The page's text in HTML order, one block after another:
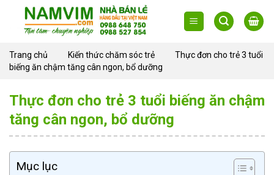
content
Trang chủ Kiến thức chăm sóc trẻ
Thực đơn cho trẻ 3 tuổi
biếng ăn chậm tăng cân ngon, bổ dưỡng
Thực đơn cho trẻ 3 tuổi biếng ăn chậm
tăng cân ngon, bổ dưỡng
Mục lục